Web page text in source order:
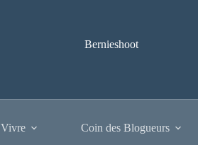
Bernieshoot
Coin des Blogueurs